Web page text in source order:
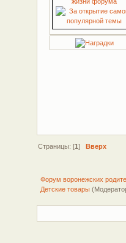
Страницы: [1] Вверх
Форум воронежских
Детские товары